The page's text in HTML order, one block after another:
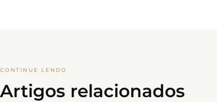
CONTINUE LENDO
Artigos relacionados